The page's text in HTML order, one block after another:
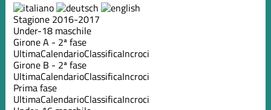
Stagione 2016-2017
Under-18 maschile
Girone A - 2ª fase
UltimaCalendarioClassificaIncroci
Girone B - 2ª fase
UltimaCalendarioClassificaIncroci
Prima fase
UltimaCalendarioClassificaIncroci